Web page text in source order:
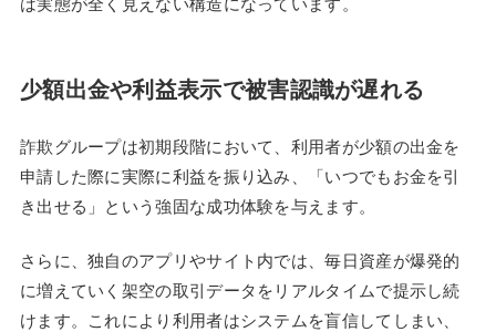
少額出金や利益表示で被害認識が遅れる
詐欺グループは初期段階において、利用者が少額の出金を
申請した際に実際に利益を振り込み、「いつでもお金を引
き出せる」という強固な成功体験を与えます。
さらに、独自のアプリやサイト内では、毎日資産が爆発的
に増えていく架空の取引データをリアルタイムで提示し続
けます。これにより利用者はシステムを盲信してしまい、